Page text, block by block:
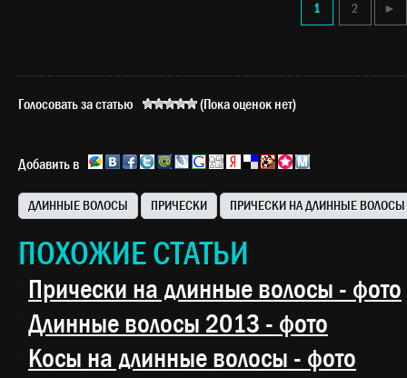
1 2 ►
Голосовать за статью (Пока оценок нет)
Добавить в
ДЛИННЫЕ ВОЛОСЫ ПРИЧЕСКИ ПРИЧЕСКИ НА ДЛИННЫЕ ВОЛОСЫ
ПОХОЖИЕ СТАТЬИ
Прически на длинные волосы - фото
Длинные волосы 2013 - фото
Косы на длинные волосы - фото